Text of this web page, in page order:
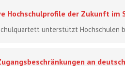
Hochschulprofile der Zukunft im
unterstützt Hochschulen
Zugangsbeschränkungen an